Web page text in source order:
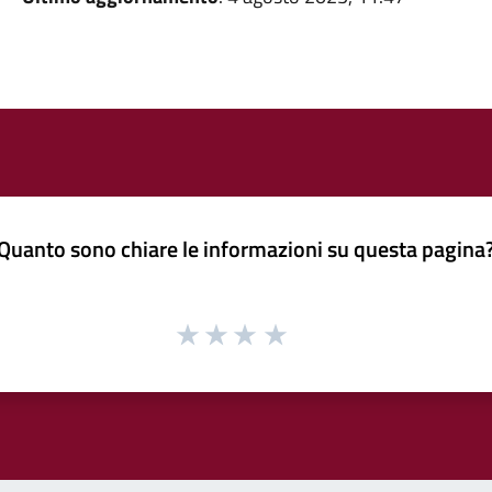
sono chiare le informazioni su questa